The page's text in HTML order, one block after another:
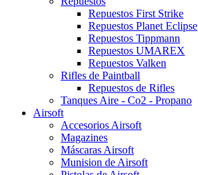
Repuestos First Strike
Repuestos Planet Eclipse
Repuestos Tippmann
Repuestos UMAREX
Repuestos Valken
Rifles de Paintball
Repuestos de Rifles
Tanques Aire - Co2 - Propano
Airsoft
Accesorios Airsoft
Magazines
Máscaras Airsoft
Munision de Airsoft